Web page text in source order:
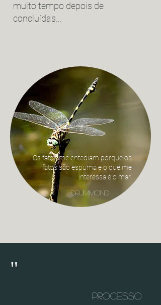
muito tempo depois de
concluídas
Os fatos me entediam porque os
fatos são espuma e o que me
interessa é o mar.
drummond
"
processo